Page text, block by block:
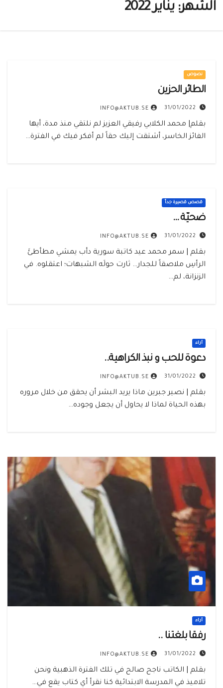
الشهر:يناير 2022
نصوص
الطائر الحزين
31/01/2022
INFO@AKTUB.SE
بقلم| محمد الكلابي رفيقي العزيز لم نلتقي منذ مدة، أيها
الفائز الخاسر، أشتقت إليك حقاً لم أفكر فيك في الفترة…
قصص قصيرة جداً
ضحيّة …
31/01/2022
INFO@AKTUB.SE
بقلم | سمر محمد عيد كاتبة سورية دأب يمشي مطأطئَ
الرأسِ ملاصقاً للجدار… ثارت حولَه الشبهات؛ اعتقلوه. في
الزنزانة، لم…
أراء
دعوة للحب و نبذ الكراهية..
31/01/2022
INFO@AKTUB.SE
بقلم | نصير جبرين ماذا يريد البشر أن يحقق من خلال مروره
بهذه الحياة لماذا لا يحاول أن يجعل وجوده…
أراء
رفقاً بلغتنا ..
31/01/2022
INFO@AKTUB.SE
بقلم | الكاتب ناجح صالح في تلك الفترة الذهبية ونحن
تلاميذ في المدرسة الابتدائية كنا نقرأ أي كتاب يقع في…